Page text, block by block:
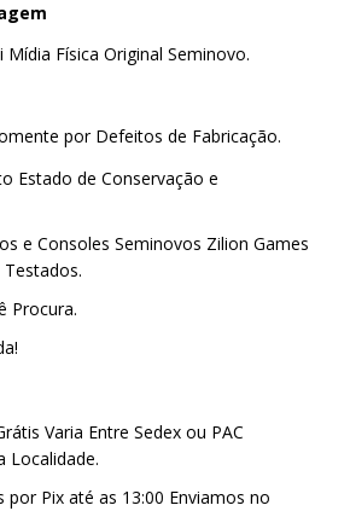
Física Original Seminovo.
por Defeitos de Fabricação.
Estado de Conservação e
e Consoles Seminovos Zilion Games
Procura.
Varia Entre Sedex ou PAC
Localidade.
por Pix até as 13:00 Enviamos no